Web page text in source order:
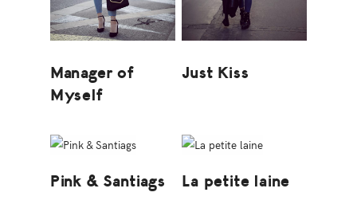
Manager of
Myself
Just Kiss
Pink & Santiags La petite laine